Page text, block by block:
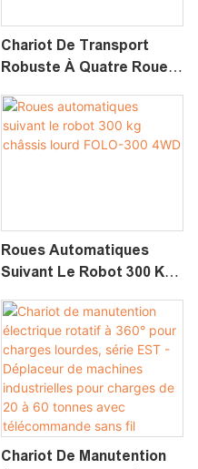
Chariot De Transport
Robuste À Quatre Roues
Suiveur Automatique
FOLO-100
Roues Automatiques
Suivant Le Robot 300 Kg
4WD
Chariot De Manutention